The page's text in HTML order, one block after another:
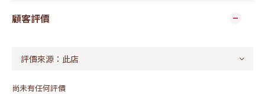
顧客評價
尚未有任何評價